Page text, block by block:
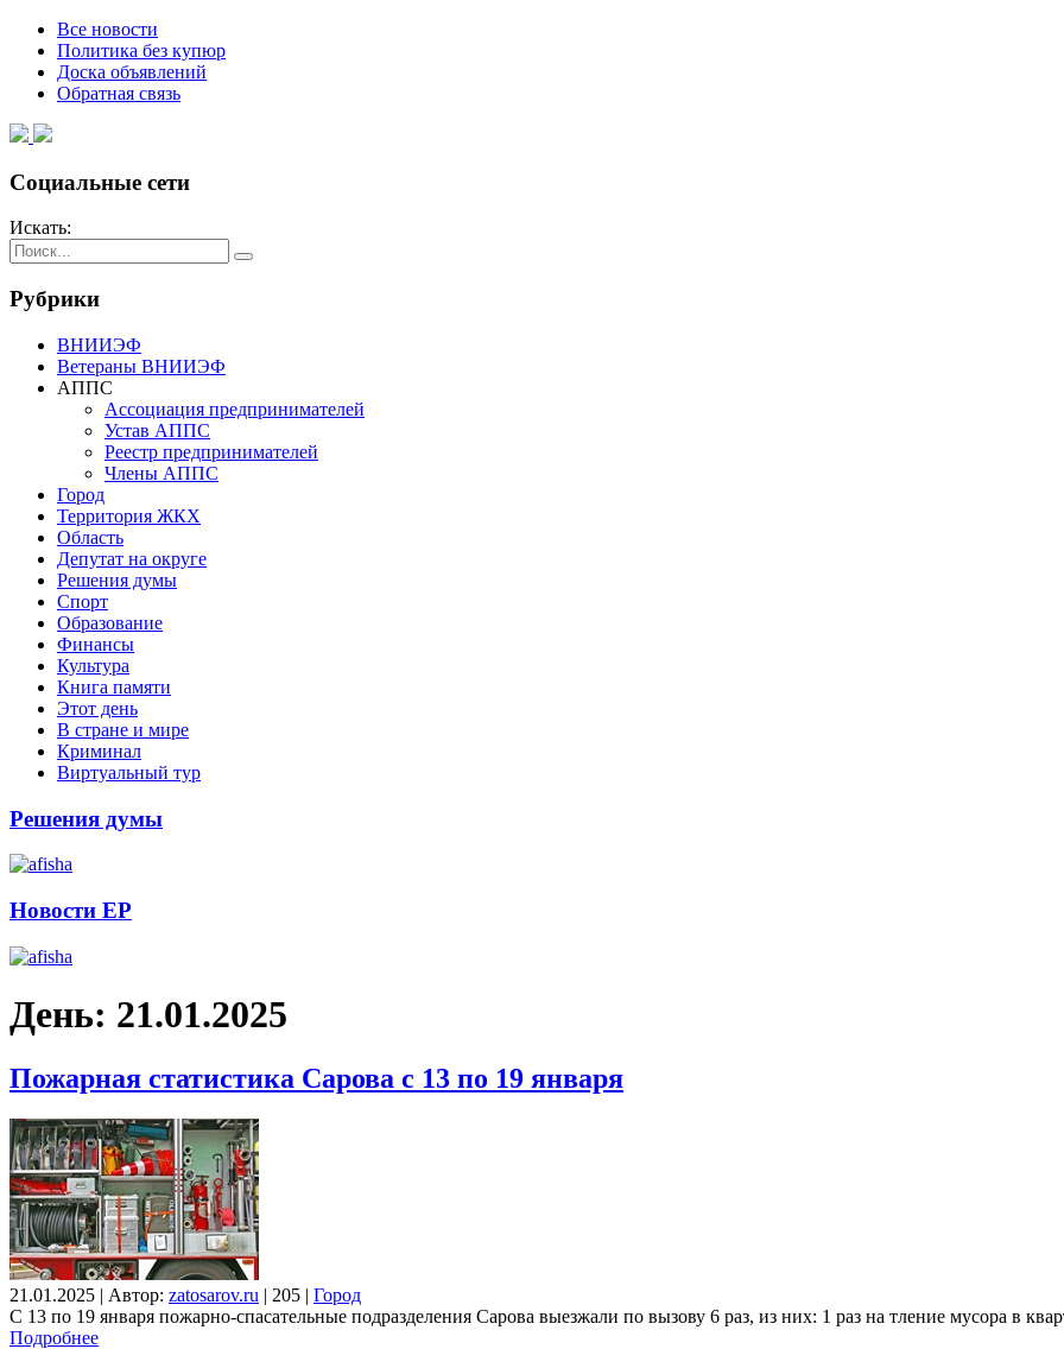
Все новости
Политика без купюр
Доска объявлений
Обратная связь
Социальные сети
Искать:
Рубрики
ВНИИЭФ
Ветераны ВНИИЭФ
АППС
Ассоциация предпринимателей
Устав АППС
Реестр предпринимателей
Члены АППС
Город
Территория ЖКХ
Область
Депутат на округе
Решения думы
Спорт
Образование
Финансы
Культура
Книга памяти
Этот день
В стране и мире
Криминал
Виртуальный тур
Решения думы
Новости ЕР
День: 21.01.2025
Пожарная статистика Сарова с 13 по 19 января
21.01.2025 | Автор: zatosarov.ru | 205 | Город
С 13 по 19 января пожарно-спасательные подразделения Сарова выезжали по вызову 6 раз, из них: 1 раз на тление мусора в
Подробнее